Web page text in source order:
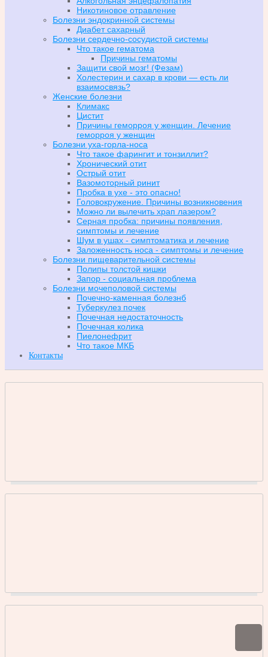
Никотиновое отравление
Болезни эндокринной системы
Диабет сахарный
Болезни сердечно-сосудистой системы
Что такое гематома
Причины гематомы
Защити свой мозг! (Фезам)
Холестерин и сахар в крови — есть ли
взаимосвязь?
Женские болезни
Климакс
Цистит
Причины геморроя у женщин. Лечение
геморроя у женщин
Болезни уха-горла-носа
Что такое фарингит и тонзиллит?
Хронический отит
Острый отит
Вазомоторный ринит
Пробка в ухе - это опасно!
Головокружение. Причины возникновения
Можно ли вылечить храп лазером?
Серная пробка: причины появления,
симптомы и лечение
Шум в ушах - симптоматика и лечение
Заложенность носа - симптомы и лечение
Болезни пищеварительной системы
Полипы толстой кишки
Запор - социальная проблема
Болезни мочеполовой системы
Почечно-каменная болезнб
Туберкулез почек
Почечная недостаточность
Почечная колика
Пиелонефрит
Что такое МКБ
Контакты